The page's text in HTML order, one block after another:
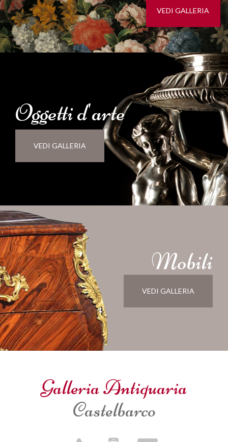
VEDI GALLERIA
Oggetti d'arte
VEDI GALLERIA
Mobili
VEDI GALLERIA
Galleria Antiquaria
Castelbarco